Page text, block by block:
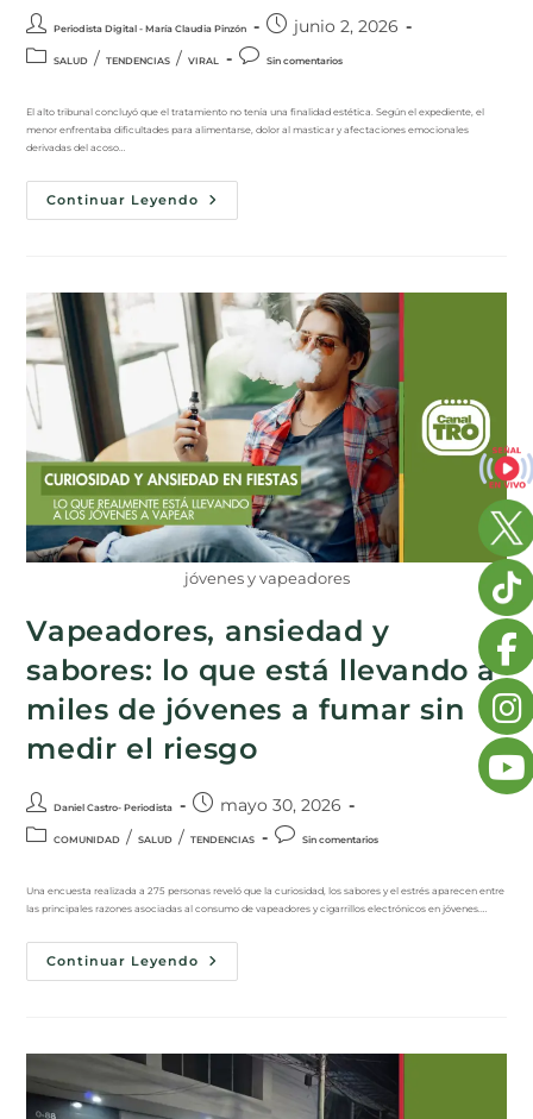
Periodista Digital - María Claudia Pinzón junio 2, 2026
SALUD / TENDENCIAS / VIRAL Sin comentarios
El alto tribunal concluyó que el tratamiento no tenía una finalidad estética. Según el expediente, el
menor enfrentaba dificultades para alimentarse, dolor al masticar y afectaciones emocionales
derivadas del acoso…
Continuar Leyendo
jóvenes y vapeadores
Vapeadores, ansiedad y
sabores: lo que está llevando a
miles de jóvenes a fumar sin
medir el riesgo
Daniel Castro- Periodista mayo 30, 2026
COMUNIDAD / SALUD / TENDENCIAS Sin comentarios
Una encuesta realizada a 275 personas reveló que la curiosidad, los sabores y el estrés aparecen entre
las principales razones asociadas al consumo de vapeadores y cigarrillos electrónicos en jóvenes.…
Continuar Leyendo